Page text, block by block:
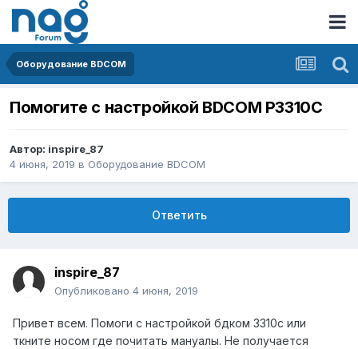
Оборудование BDCOM
Помогите с настройкой BDCOM P3310C
Автор: inspire_87
4 июня, 2019 в Оборудование BDCOM
Ответить
inspire_87
Опубликовано 4 июня, 2019
Привет всем. Помоги с настройкой бдком 3310с или
ткните носом где почитать мануалы. Не получается